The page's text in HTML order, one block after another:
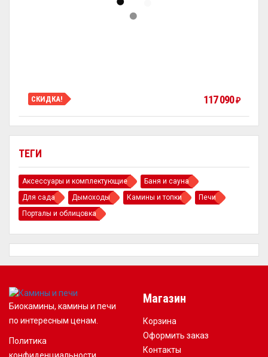
ТЕГИ
Аксессуары и комплектующие
Баня и сауна
Для сада
Дымоходы Камины и топки
Печи
Порталы и облицовка
СКИДКА! 117 090₽
Биокамины, камины и печи
по интересным ценам.
Политика
Магазин
Корзина
Оформить заказ
Контакты